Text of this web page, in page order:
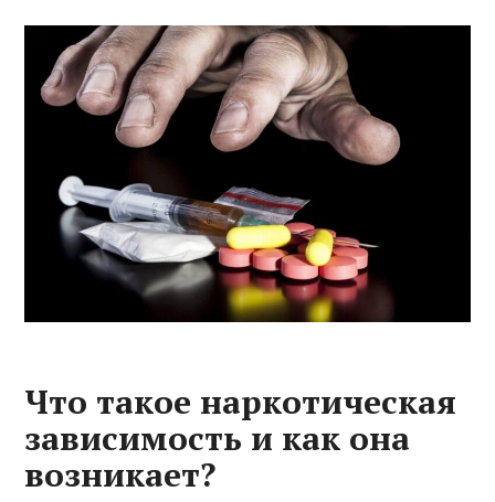
Что такое наркотическая
зависимость и как она
возникает?